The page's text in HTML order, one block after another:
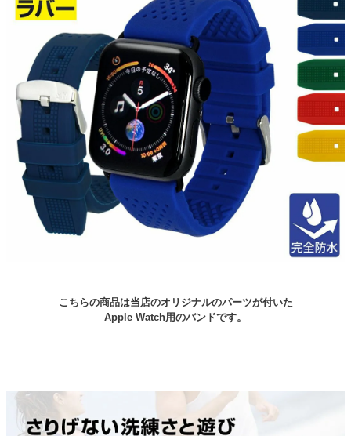
こちらの商品は当店のオリジナルのパーツが付いた
Apple Watch用のバンドです。